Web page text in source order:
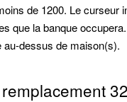
de 1200. Le curseur
que la banque
au-dessus de maison(s).